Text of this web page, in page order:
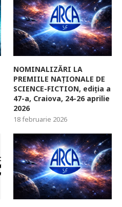
NOMINALIZĂRI LA
PREMIILE NAȚIONALE DE
SCIENCE-FICTION, ediția a
47-a, Craiova, 24-26 aprilie
2026
18 februarie 2026